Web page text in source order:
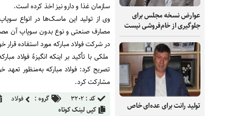
عوارض نسخه مجلس برای
جلوگیری از خام‌فروشی نیست
تولید رانت برای عده‌ای خاص
سازمان غذا و دارو نیز اخذ کرده است.
وی از تولید این ماسک‌ها در انواع
مصارف صنعتی و نوع بدون سوپاپ آن
در شرکت فولاد مبارکه مورد استفاده قرار
ملکی با تأکید بر اینکه انگیزۀ فولاد
تصریح کرد: فولاد مبارکه به‌منظور
مشارکت کرد.
کد : ۳۲۰۲ گروه : فولاد
کپی لینک کوتاه